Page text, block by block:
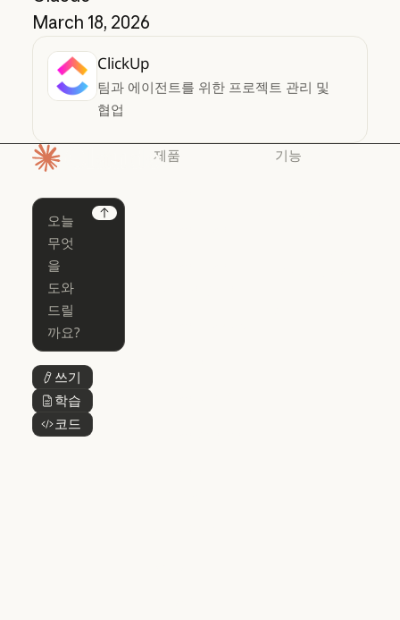
March 18, 2026
ClickUp
팀과 에이전트를 위한 프로젝트 관리 및
협업
Next
쓰기
버튼 텍스트
학습
버튼 텍스트
코드
버튼 텍스트
제품 기능